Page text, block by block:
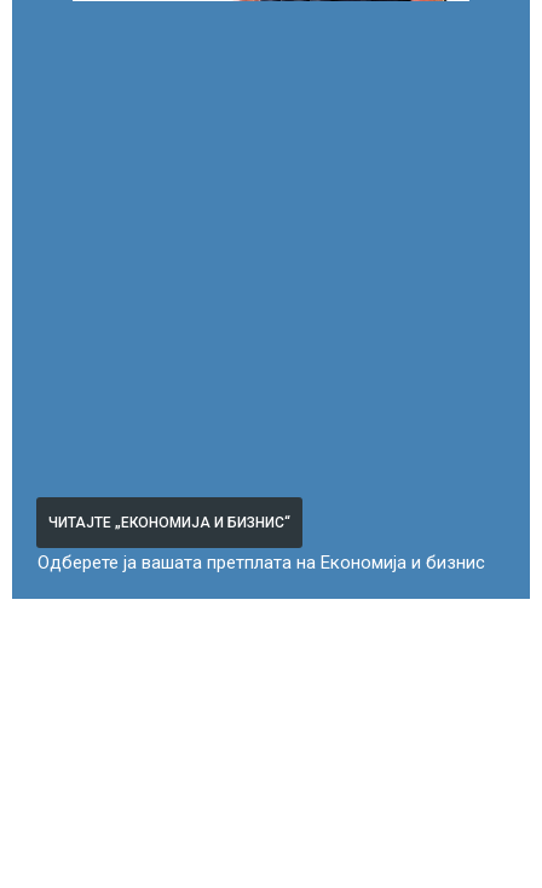
ЧИТАЈТЕ „ЕКОНОМИЈА И БИЗНИС“
Одберете ја вашата претплата на Економија и бизнис